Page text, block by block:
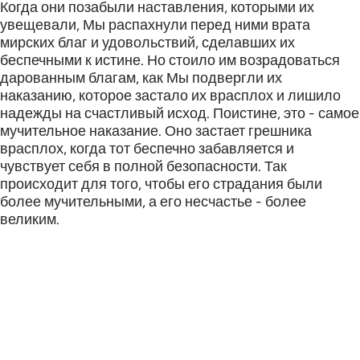
Когда они позабыли наставления, которыми их
увещевали, Мы распахнули перед ними врата
мирских благ и удовольствий, сделавших их
беспечными к истине. Но стоило им возрадоваться
дарованным благам, как Мы подвергли их
наказанию, которое застало их врасплох и лишило
надежды на счастливый исход. Поистине, это - самое
мучительное наказание. Оно застает грешника
врасплох, когда тот беспечно забавляется и
чувствует себя в полной безопасности. Так
происходит для того, чтобы его страдания были
более мучительными, а его несчастье - более
великим.